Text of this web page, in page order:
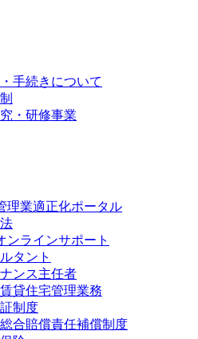
手続きについて
・研修事業
理業適正化ポータル
ンラインサポート
タント
ンス主任者
貸住宅管理業務
制度
合賠償責任補償制度